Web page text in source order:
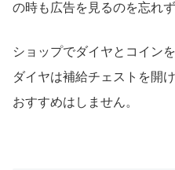
の時も広告を見るのを忘れず
ショップでダイヤとコイン
ダイヤは補給チェストを開
おすすめはしません。